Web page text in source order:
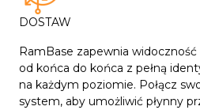
DOSTAW
RamBase zapewnia widoczność
od końca do końca z pełną
na każdym poziomie. Połącz
system, aby umożliwić płynny